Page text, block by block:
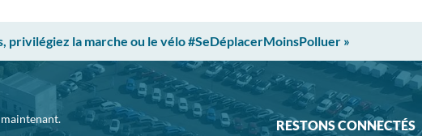
privilégiez la marche ou le vélo #SeDéplacerMoinsPolluer »
RESTONS CONNECTÉS